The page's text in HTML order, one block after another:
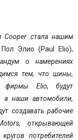
стала нашим
Элио (Paul Elio),
о намерениях
тем, что шины,
фирмы Elio, будут
а наши автомобили,
создавать рабочие
открывающей
потребителей